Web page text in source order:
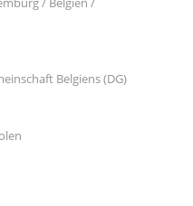
Belgiens (DG)